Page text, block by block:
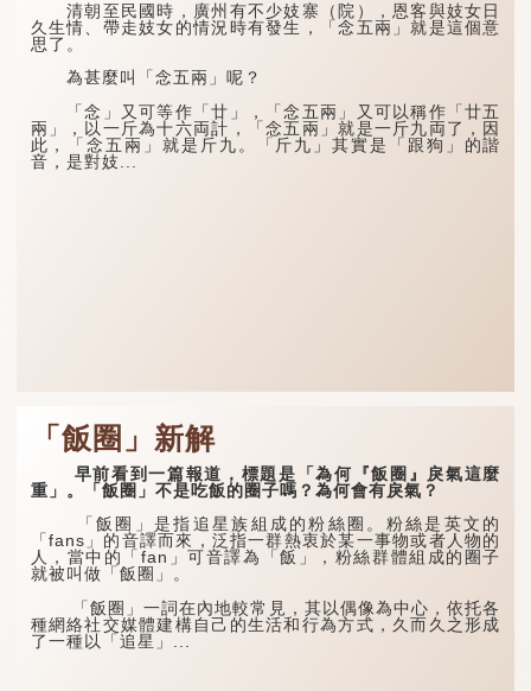
清朝至民國時，廣州有不少妓寨（院），恩客與妓女日
久生情、帶走妓女的情況時有發生，「念五兩」就是這個意
思了。
為甚麼叫「念五兩」呢？
「念」又可等作「廿」，「念五兩」又可以稱作「廿五
兩」，以一斤為十六両計，「念五兩」就是一斤九両了，因
此，「念五兩」就是斤九。「斤九」其實是「跟狗」的諧
音，是對妓...
「飯圈」新解
早前看到一篇報道，標題是「為何『飯圈』戾氣這麼
重」。「飯圈」不是吃飯的圈子嗎？為何會有戾氣？
「飯圈」是指追星族組成的粉絲圈。粉絲是英文的
「fans」的音譯而來，泛指一群熱衷於某一事物或者人物的
人，當中的「fan」可音譯為「飯」，粉絲群體組成的圈子
就被叫做「飯圈」。
「飯圈」一詞在內地較常見，其以偶像為中心，依托各
種網絡社交媒體建構自己的生活和行為方式，久而久之形成
了一種以「追星」...